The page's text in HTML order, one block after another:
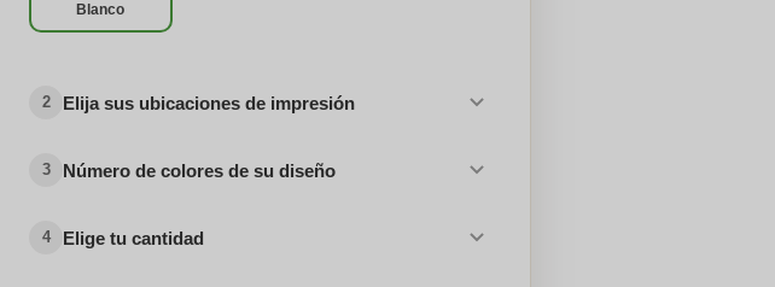
Blanco
2 Elija sus ubicaciones de impresión
3 Número de colores de su diseño
4 Elige tu cantidad